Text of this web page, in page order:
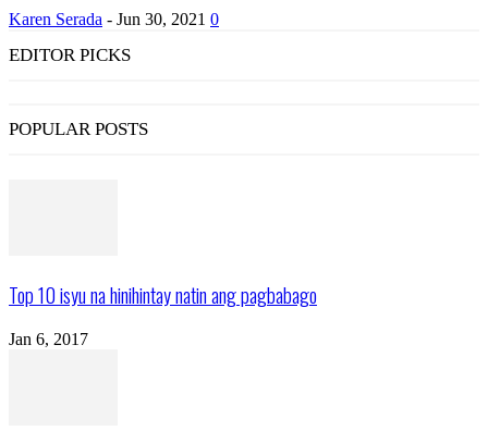
Karen Serada - Jun 30, 2021 0
EDITOR PICKS
POPULAR POSTS
Top 10 isyu na hinihintay natin ang pagbabago
Jan 6, 2017